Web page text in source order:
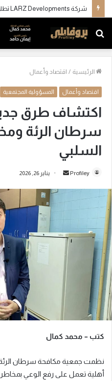
بحث
عن
الرئيسية / اقتصاد وأعمال
اقتصاد وأعمال المسؤولية المجتمعية
اكتشاف طرق
سرطان الرئة
السلبي
Profiley
ر
و
ي
ا
يناير 26, 2026
كتب – محمد كمال
نظمت جمعية مكافحة سرطان الرئة
أهلية تعمل على رفع الوعي